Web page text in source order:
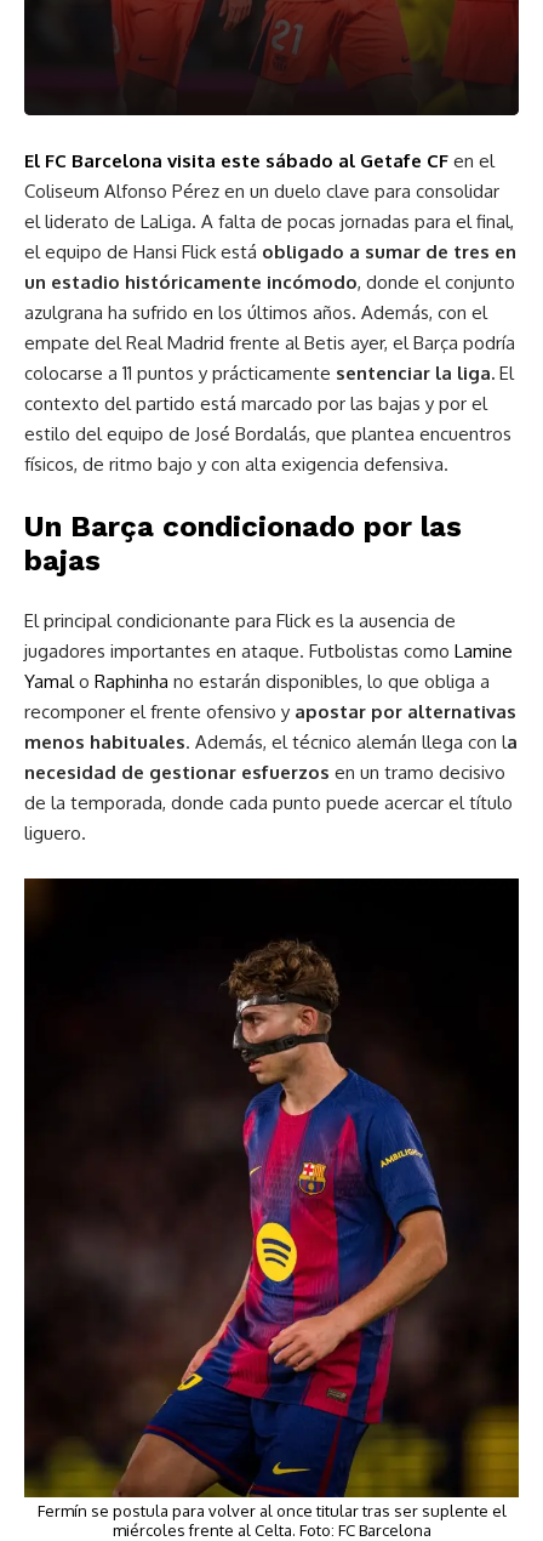
El FC Barcelona visita este sábado al Getafe CF en el
Coliseum Alfonso Pérez en un duelo clave para consolidar
el liderato de LaLiga. A falta de pocas jornadas para el final,
el equipo de Hansi Flick está obligado a sumar de tres en
un estadio históricamente incómodo, donde el conjunto
azulgrana ha sufrido en los últimos años. Además, con el
empate del Real Madrid frente al Betis ayer, el Barça podría
colocarse a 11 puntos y prácticamente sentenciar la liga. El
contexto del partido está marcado por las bajas y por el
estilo del equipo de José Bordalás, que plantea encuentros
físicos, de ritmo bajo y con alta exigencia defensiva.
Un Barça condicionado por las
bajas
El principal condicionante para Flick es la ausencia de
jugadores importantes en ataque. Futbolistas como Lamine
Yamalo Raphinha no estarán disponibles, lo que obliga a
recomponer el frente ofensivo y apostar por alternativas
menos habituales. Además, el técnico alemán llega con la
necesidad de gestionar esfuerzos en un tramo decisivo
de la temporada, donde cada punto puede acercar el título
liguero.
Fermín se postula para volver al once titular tras ser suplente el
miércoles frente al Celta. Foto: FC Barcelona